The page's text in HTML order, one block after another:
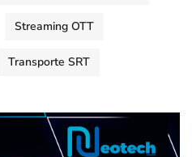
Streaming OTT
Transporte SRT